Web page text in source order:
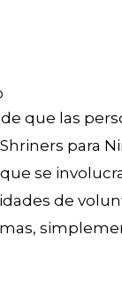
que las
para
se
de